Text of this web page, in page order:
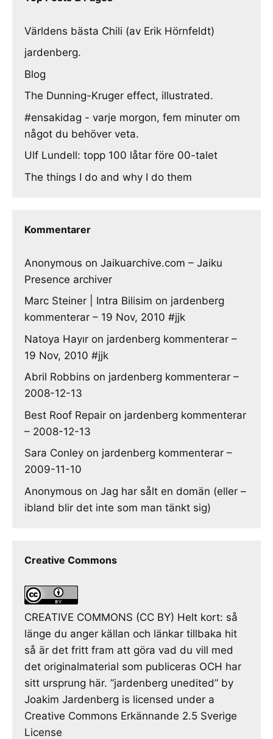
Världens bästa Chili (av Erik Hörnfeldt)
jardenberg.
Blog
The Dunning-Kruger effect, illustrated.
#ensakidag - varje morgon, fem minuter om
något du behöver veta.
Ulf Lundell: topp 100 låtar före 00-talet
The things I do and why I do them
Kommentarer
Anonymous on Jaikuarchive.com – Jaiku
Presence archiver
Marc Steiner | Intra Bilisim on jardenberg
kommenterar – 19 Nov, 2010 #jjk
Natoya Hayır on jardenberg kommenterar –
19 Nov, 2010 #jjk
Abril Robbins on jardenberg kommenterar –
2008-12-13
Best Roof Repair on jardenberg kommenterar
– 2008-12-13
Sara Conley on jardenberg kommenterar –
2009-11-10
Anonymous on Jag har sålt en domän (eller –
ibland blir det inte som man tänkt sig)
Creative Commons
CREATIVE COMMONS (CC BY) Helt kort: så
länge du anger källan och länkar tillbaka hit
så är det fritt fram att göra vad du vill med
det originalmaterial som publiceras OCH har
sitt ursprung här. ”jardenberg unedited” by
Joakim Jardenberg is licensed under a
Creative Commons Erkännande 2.5 Sverige
License